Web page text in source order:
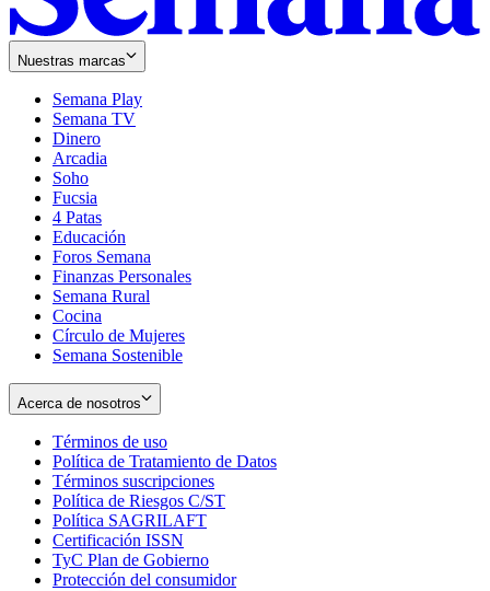
Nuestras marcas
Semana Play
Semana TV
Dinero
Arcadia
Soho
in
new
window
Fucsia
in
new
window
4 Patas
Educación
Foros Semana
Finanzas Personales
Semana Rural
Cocina
Círculo de Mujeres
Semana Sostenible
Acerca de nosotros
Términos de uso
in
new
window
Política de Tratamiento de Datos
Términos suscripciones
in
Política de Riesgos C/ST
Política SAGRILAFT
new
window
Certificación ISSN
in
new
TyC Plan de Gobierno
in
Protección del consumidorOpens